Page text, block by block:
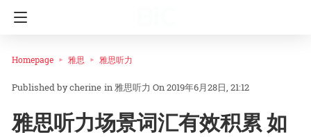
Homepage 雅思 雅思听力
cherine in雅思听力 On 2019年6月28日, 21:12
雅思听力场景词汇有效积累 如